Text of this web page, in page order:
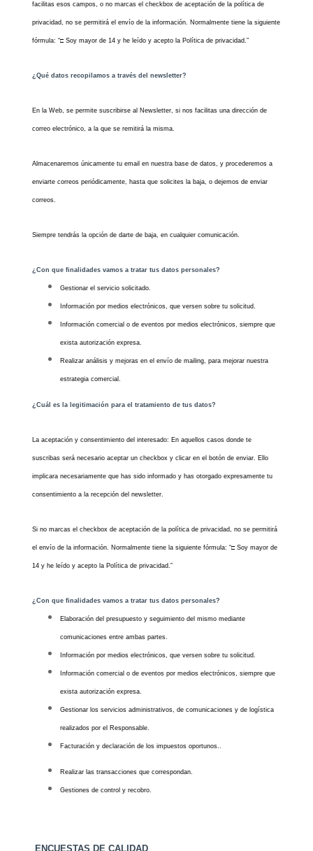
facilitas esos campos, o no marcas el checkbox de aceptación de la política de
privacidad, no se permitirá el envío de la información. Normalmente tiene la siguiente
fórmula: “□ Soy mayor de 14 y he leído y acepto la Política de privacidad.”
¿Qué datos recopilamos a través del newsletter?
En la Web, se permite suscribirse al Newsletter, si nos facilitas una dirección de
correo electrónico, a la que se remitirá la misma.
Almacenaremos únicamente tu email en nuestra base de datos, y procederemos a
enviarte correos periódicamente, hasta que solicites la baja, o dejemos de enviar
correos.
Siempre tendrás la opción de darte de baja, en cualquier comunicación.
¿Con que finalidades vamos a tratar tus datos personales?
Gestionar el servicio solicitado.
Información por medios electrónicos, que versen sobre tu solicitud.
Información comercial o de eventos por medios electrónicos, siempre que
exista autorización expresa.
Realizar análisis y mejoras en el envío de mailing, para mejorar nuestra
estrategia comercial.
¿Cuál es la legitimación para el tratamiento de tus datos?
La aceptación y consentimiento del interesado: En aquellos casos donde te
suscribas será necesario aceptar un checkbox y clicar en el botón de enviar. Ello
implicara necesariamente que has sido informado y has otorgado expresamente tu
consentimiento a la recepción del newsletter.
Si no marcas el checkbox de aceptación de la política de privacidad, no se permitirá
el envío de la información. Normalmente tiene la siguiente fórmula: “□ Soy mayor de
14 y he leído y acepto la Política de privacidad.”
¿Con que finalidades vamos a tratar tus datos personales?
Elaboración del presupuesto y seguimiento del mismo mediante
comunicaciones entre ambas partes.
Información por medios electrónicos, que versen sobre tu solicitud.
Información comercial o de eventos por medios electrónicos, siempre que
exista autorización expresa.
Gestionar los servicios administrativos, de comunicaciones y de logística
realizados por el Responsable.
Facturación y declaración de los impuestos oportunos..
Realizar las transacciones que correspondan.
Gestiones de control y recobro.
ENCUESTAS DE CALIDAD